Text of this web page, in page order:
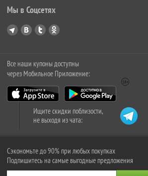
Мы в Соцсетях
Все наши купоны доступны
через Мобильное Приложение:
Ищите скидки поблизости,
не выходя из чата:
Сэкономьте до 90% при любых покупках
Подпишитесь на самые выгодные предложения